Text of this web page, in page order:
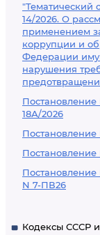
"Тематический
14/2026. О
применением
коррупции и
Федерации
нарушения
18А/2026
N 7-ПВ26
Кодексы СССР